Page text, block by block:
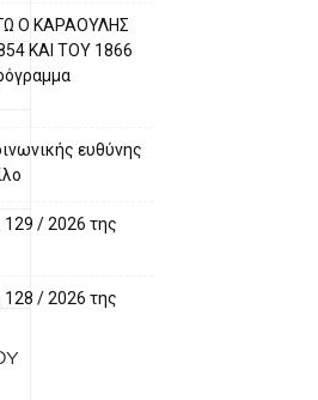
Ο ΚΑΡΑΟΥΛΗΣ
ΚΑΙ ΤΟΥ 1866
ευθύνης
/ 2026 της
/ 2026 της